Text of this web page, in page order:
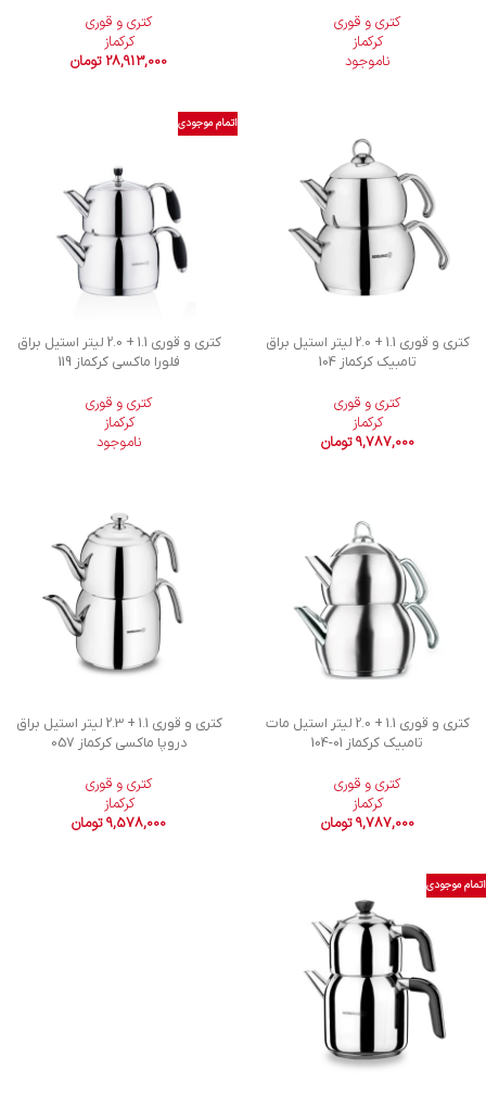
کتری و قوری
کرکماز
ناموجود
کتری و قوری
کرکماز
28,913,000 تومان
کتری و قوری 1.1 + 2.0 لیتر استیل براق
تامبیک کرکماز 104
کتری و قوری
کرکماز
9,787,000 تومان
اتمام موجودی
کتری و قوری 1.1 + 2.0 لیتر استیل براق
فلورا ماکسی کرکماز 119
کتری و قوری
کرکماز
ناموجود
کتری و قوری 1.1 + 2.0 لیتر استیل مات
تامبیک کرکماز 104-01
کتری و قوری
کرکماز
9,787,000 تومان
کتری و قوری 1.1 + 2.3 لیتر استیل براق
دروپا ماکسی کرکماز 057
کتری و قوری
کرکماز
9,578,000 تومان
اتمام موجودی